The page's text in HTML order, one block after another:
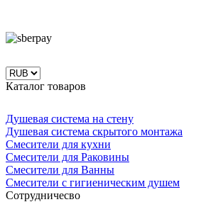
Каталог товаров
Душевая система на стену
Душевая система скрытого монтажа
Смесители для кухни
Смесители для Раковины
Смесители для Ванны
Смесители с гигиеническим душем
Сотрудничесво